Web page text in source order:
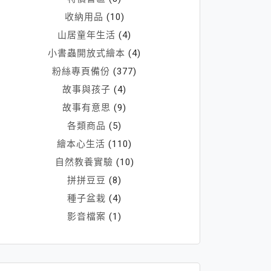
收納用品 (10)
山居童年生活 (4)
小書蟲開放式繪本 (4)
粉絲專頁備份 (377)
故事與孩子 (4)
故事有意思 (9)
各類商品 (5)
繪本心生活 (110)
自然教養實驗 (10)
拼拼豆豆 (8)
種子盆栽 (4)
影音檔案 (1)